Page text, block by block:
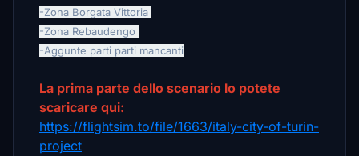
-Zona Borgata Vittoria
-Zona Rebaudengo
-Aggunte parti parti mancanti
La prima parte dello scenario lo potete
scaricare qui:
https://flightsim.to/file/1663/italy-city-of-turin-
project